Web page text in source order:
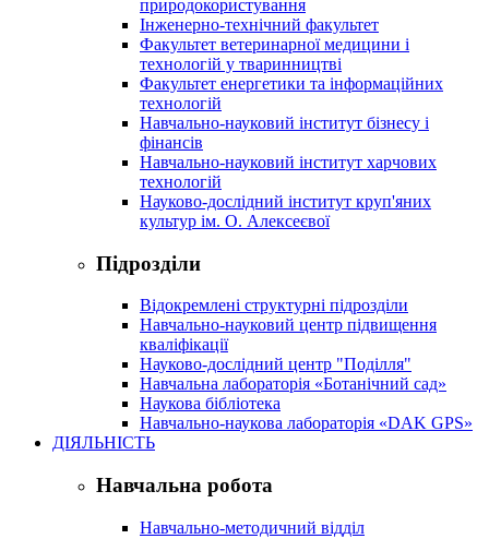
природокористування
Інженерно-технічний факультет
Факультет ветеринарної медицини і
технологій у тваринництві
Факультет енергетики та інформаційних
технологій
Навчально-науковий інститут бізнесу і
фінансів
Навчально-науковий інститут харчових
технологій
Науково-дослідний інститут круп'яних
культур ім. О. Алексеєвої
Підрозділи
Відокремлені структурні підрозділи
Навчально-науковий центр підвищення
кваліфікації
Науково-дослідний центр "Поділля"
Навчальна лабораторія «Ботанічний сад»
Наукова бібліотека
Навчально-наукова лабораторія «DAK GPS»
ДІЯЛЬНІСТЬ
Навчальна робота
Навчально-методичний відділ